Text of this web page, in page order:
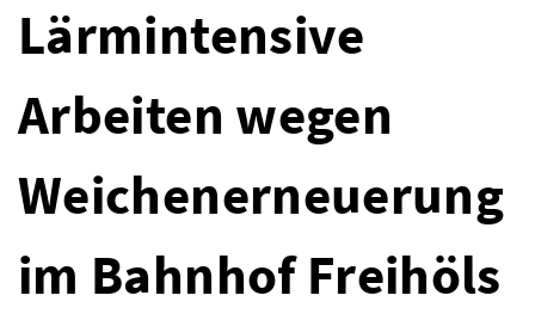
Lärmintensive
Arbeiten wegen
Weichenerneuerung
im Bahnhof Freihöls